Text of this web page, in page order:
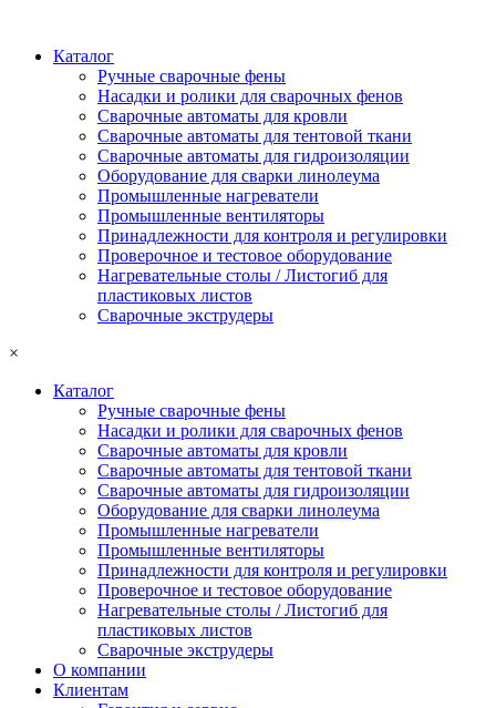
Каталог
Ручные сварочные фены
Насадки и ролики для сварочных фенов
Сварочные автоматы для кровли
Сварочные автоматы для тентовой ткани
Сварочные автоматы для гидроизоляции
Оборудование для сварки линолеума
Промышленные нагреватели
Промышленные вентиляторы
Принадлежности для контроля и регулировки
Проверочное и тестовое оборудование
Нагревательные столы / Листогиб для
пластиковых листов
Сварочные экструдеры
×
Каталог
Ручные сварочные фены
Насадки и ролики для сварочных фенов
Сварочные автоматы для кровли
Сварочные автоматы для тентовой ткани
Сварочные автоматы для гидроизоляции
Оборудование для сварки линолеума
Промышленные нагреватели
Промышленные вентиляторы
Принадлежности для контроля и регулировки
Проверочное и тестовое оборудование
Нагревательные столы / Листогиб для
пластиковых листов
Сварочные экструдеры
О компании
Клиентам